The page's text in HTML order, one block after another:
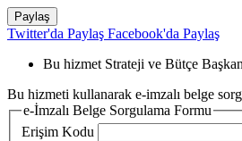
Paylaş
Twitter'da Paylaş Facebook'da Paylaş
Bu hizmet Strateji ve Bütçe
Bu hizmeti kullanarak e-imzalı belge
e-İmzalı Belge Sorgulama Formu
Erişim Kodu